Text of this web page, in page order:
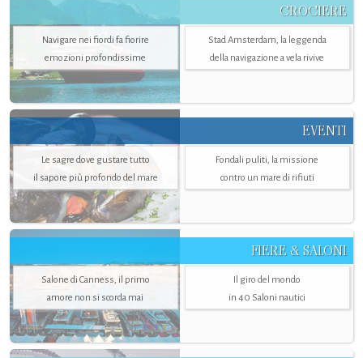
CROCIERE
Navigare nei fiordi fa fiorire
emozioni profondissime
Stad Amsterdam, la leggenda
della navigazione a vela rivive
EVENTI
Le sagre dove gustare tutto
il sapore più profondo del mare
Fondali puliti, la missione
contro un mare di rifiuti
FIERE & SALONI
Salone di Canness, il primo
amore non si scorda mai
Il giro del mondo
in 40 Saloni nautici